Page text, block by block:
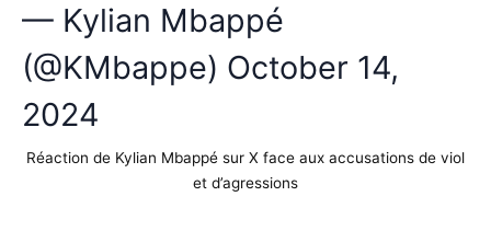
— Kylian Mbappé
(@KMbappe) October 14,
2024
Réaction de Kylian Mbappé sur X face aux accusations de viol
et d’agressions